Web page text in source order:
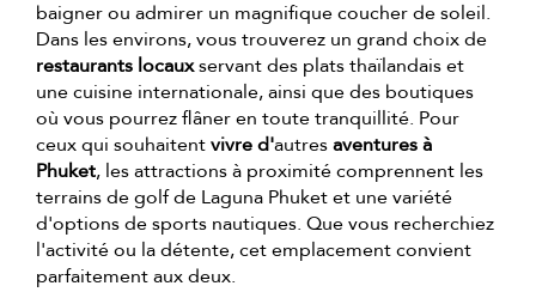
baigner ou admirer un magnifique coucher de soleil.
Dans les environs, vous trouverez un grand choix de
restaurants locauxservant des plats thaïlandais et
une cuisine internationale, ainsi que des boutiques
où vous pourrez flâner en toute tranquillité. Pour
ceux qui souhaitentvivre d'autresaventures à
Phuket, les attractions à proximité comprennent les
terrains de golf de Laguna Phuket et une variété
d'options de sports nautiques. Que vous recherchiez
l'activité ou la détente, cet emplacement convient
parfaitement aux deux.